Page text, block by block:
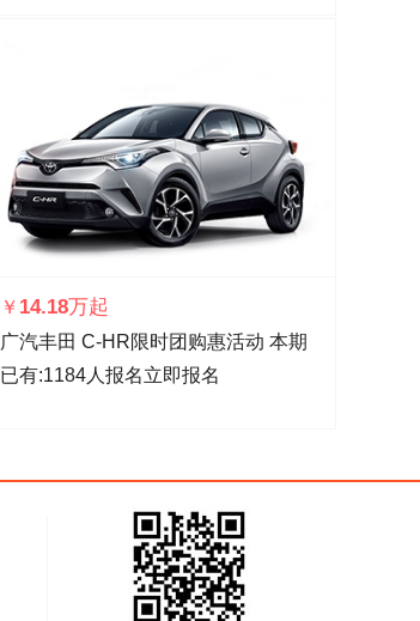
￥ 14.18万起
广汽丰田 C-HR限时团购惠活动 本期
已有:1184人报名立即报名